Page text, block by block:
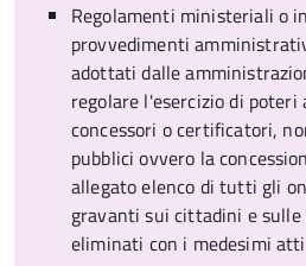
Regolamenti ministeriali o
provvedimenti
adottati dalle
regolare l'esercizio di
concessori o certificatori,
pubblici ovvero la
allegato elenco di tutti gli
gravanti sui cittadini e
eliminati con i medesimi atti